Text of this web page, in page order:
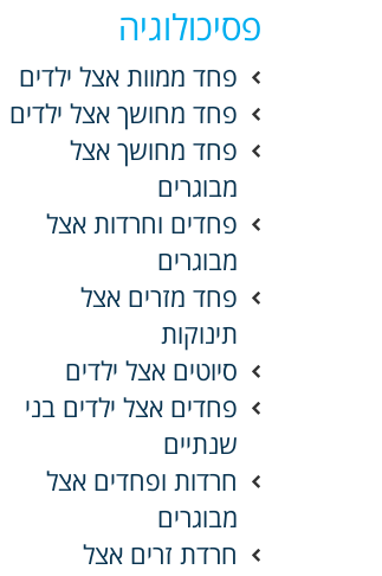
פסיכולוגיה
פחד ממוות אצל ילדים
פחד מחושך אצל ילדים
פחד מחושך אצל
מבוגרים
פחדים וחרדות אצל
מבוגרים
פחד מזרים אצל
תינוקות
סיוטים אצל ילדים
פחדים אצל ילדים בני
שנתיים
חרדות ופחדים אצל
מבוגרים
חרדת זרים אצל